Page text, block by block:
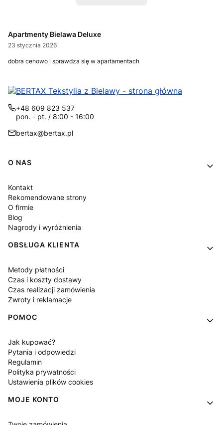
Apartmenty Bielawa Deluxe
23 stycznia 2026
dobra cenowo i sprawdza się w apartamentach
+48 609 823 537
pon. - pt. / 8:00 - 16:00
bertax@bertax.pl
Linki w stopce
O NAS
Kontakt
Rekomendowane strony
O firmie
Blog
Nagrody i wyróżnienia
OBSŁUGA KLIENTA
Metody płatności
Czas i koszty dostawy
Czas realizacji zamówienia
Zwroty i reklamacje
POMOC
Jak kupować?
Pytania i odpowiedzi
Regulamin
Polityka prywatności
Ustawienia plików cookies
MOJE KONTO